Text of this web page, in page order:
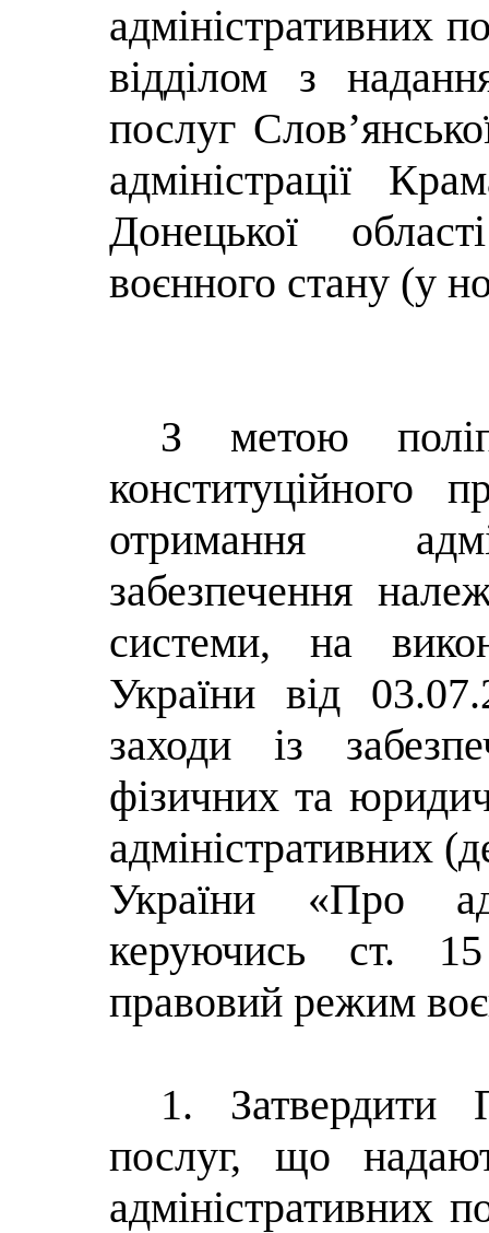
адміністративних
відділом з
послуг
адміністрації
Донецької
воєнного стану (у
З метою
конституційного
отримання
забезпечення
системи, на
України від
заходи із
фізичних та
адміністративних
України «Про
керуючись ст.
правовий режим
1. Затвердити
послуг, що
адміністративних